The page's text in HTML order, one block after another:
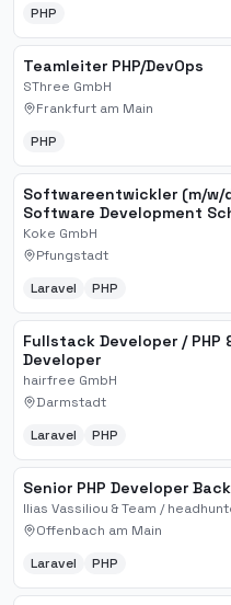
PHP
Teamleiter PHP/DevOps
SThree GmbH
Frankfurt am Main
PHP
Softwareentwickler (m/w/
Software Development
Laravel/PHP
Koke GmbH
Pfungstadt
Laravel PHP
Fullstack Developer / PHP
Developer
hairfree GmbH
Darmstadt
Laravel PHP
Senior PHP Developer
Offenbach am Main
Laravel
PHP